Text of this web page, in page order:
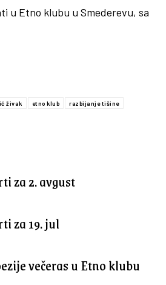
za 2. avgust
za 19. jul
večeras u Etno klubu
u Etno klubu u Smederevu, sa
živak etno klub razbijanje tišine